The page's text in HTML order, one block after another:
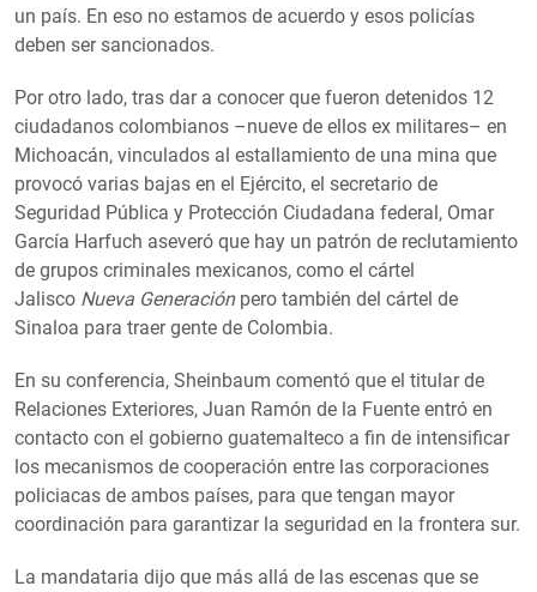
un país. En eso no estamos de acuerdo y esos policías
deben ser sancionados.
Por otro lado, tras dar a conocer que fueron detenidos 12
ciudadanos colombianos –nueve de ellos ex militares– en
Michoacán, vinculados al estallamiento de una mina que
provocó varias bajas en el Ejército, el secretario de
Seguridad Pública y Protección Ciudadana federal, Omar
García Harfuch aseveró que hay un patrón de reclutamiento
de grupos criminales mexicanos, como el cártel
Jalisco Nueva Generaciónpero también del cártel de
Sinaloa para traer gente de Colombia.
En su conferencia, Sheinbaum comentó que el titular de
Relaciones Exteriores, Juan Ramón de la Fuente entró en
contacto con el gobierno guatemalteco a fin de intensificar
los mecanismos de cooperación entre las corporaciones
policiacas de ambos países, para que tengan mayor
coordinación para garantizar la seguridad en la frontera sur.
La mandataria dijo que más allá de las escenas que se